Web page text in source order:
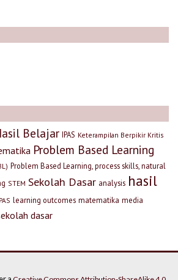
Belajar IPAS Keterampilan Berpikir Kritis
Problem Based Learning
Problem Based Learning, process skills, natural
STEM Sekolah Dasar analysis hasil
learning outcomes matematika media
dasar